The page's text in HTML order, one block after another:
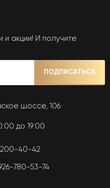
акции! И получите
ПОДПИСАТЬСЯ
шоссе, 106
до 19:00
40-42
780-53-74